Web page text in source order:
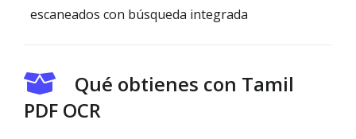
escaneados con búsqueda integrada
Qué obtienes con Tamil
PDF OCR